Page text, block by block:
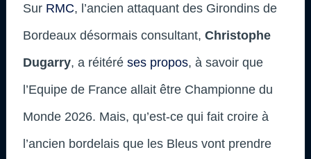
Sur RMC, l’ancien attaquant des Girondins de
Bordeaux désormais consultant, Christophe
Dugarry, a réitéré ses propos, à savoir que
l’Equipe de France allait être Championne du
Monde 2026. Mais, qu’est-ce qui fait croire à
l’ancien bordelais que les Bleus vont prendre